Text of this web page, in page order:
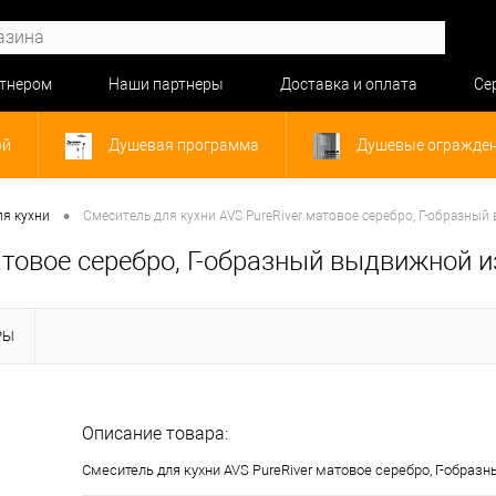
Наши партнеры Доставка и оплата
Душевая программа Душевые
кухни • Смеситель для кухни AVS PureRiver матовое серебро, Г-
серебро, Г-образный выдвижной
Описание товара:
Смеситель для кухни AVS PureRiver матовое серебро, Г-